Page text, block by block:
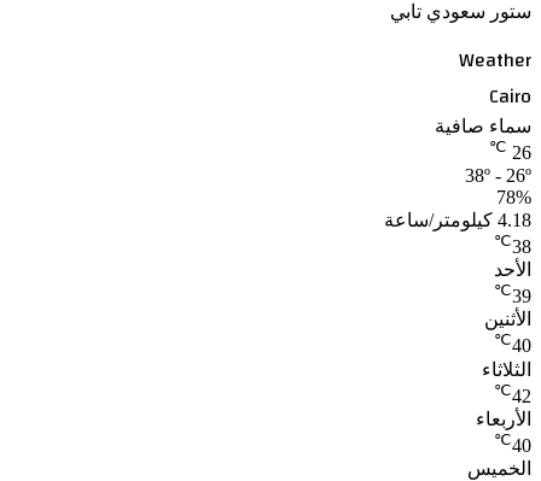
ستور سعودي تابي
Weather
Cairo
سماء صافية
26
℃
38º - 26º
78%
4.18 كيلومتر/ساعة
38
℃
الأحد
39
℃
الأثنين
40
℃
الثلاثاء
42
℃
الأربعاء
40
℃
الخميس